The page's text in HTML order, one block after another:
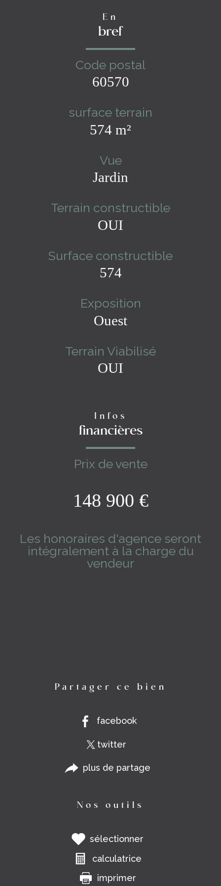
En
bref
Code postal
60570
surface terrain
574 m²
Vue
Jardin
Terrain constructible
OUI
Surface constructible
574
Exposition
Ouest
Terrain Viabilisé
OUI
Infos
financières
Prix de vente
148 900 €
Les honoraires d'agence seront
intégralement à la charge du
vendeur
Partager ce bien
facebook
twitter
plus de partage
Nos outils
sélectionner
calculatrice
imprimer